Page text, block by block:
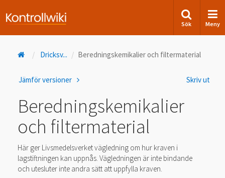
Sök Meny
Dricksv... Beredningskemikalier och filtermaterial
Skriv ut
Jämför versioner
Beredningskemikalier
och filtermaterial
Här ger Livsmedelsverket vägledning om hur kraven i
lagstiftningen kan uppnås. Vägledningen är inte bindande
och utesluter inte andra sätt att uppfylla kraven.